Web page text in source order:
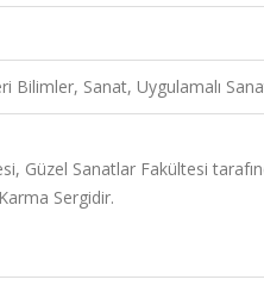
Bilimler, Sanat, Uygulamalı
Güzel Sanatlar Fakültesi
Sergidir.